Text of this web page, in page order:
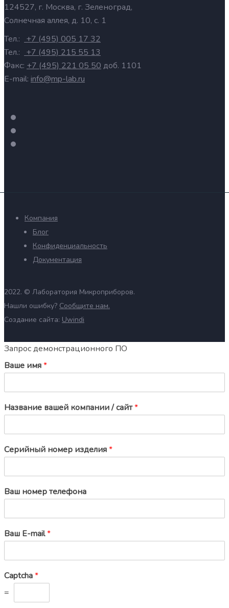
124527, г. Москва, г. Зеленоград,
Солнечная аллея, д. 10, с. 1
Тел.:
+7 (495) 005 17 32
Тел.:
+7 (495) 215 55 13
Факс: +7 (495) 221 05 50 доб. 1101
E-mail: info@mp-lab.ru
Компания
Блог
Конфиденциальность
Документация
2022. © Лаборатория Микроприборов.
Нашли ошибку? Сообщите нам.
Создание сайта: Uwindi
Запрос демонстрационного ПО
Ваше имя*
Название вашей компании / сайт*
Серийный номер изделия*
Ваш номер телефона
Ваш E-mail*
Captcha*
=